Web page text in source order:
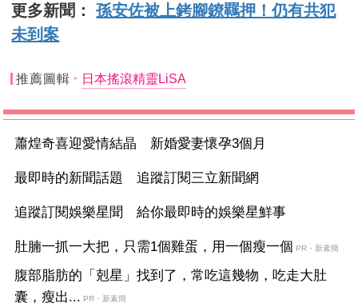
更多新聞：孫安佐被上銬腳鐐羈押！仍有共犯
未到案
推薦圖輯 日本搖滾精靈LiSA
蕭煌奇喜迎愛情結晶 新婚愛妻懷孕3個月
最即時的新聞話題 追蹤訂閱三立新聞網
追蹤訂閱娛樂星聞 給你最即時的娛樂星鮮事
肚腩一抓一大把，只需1個雞蛋，用一個瘦一個 PR・新素簡
腹部脂肪的「剋星」找到了，常吃這幾物，吃走大肚
囊，瘦出... PR・新素簡